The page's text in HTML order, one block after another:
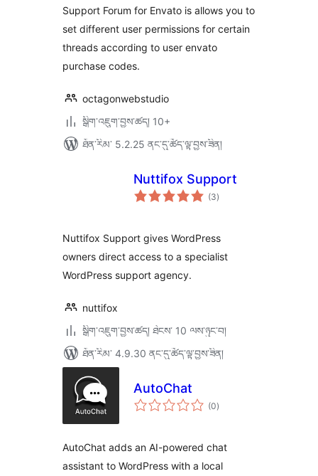
ཚང་།
Support Forum for Envato is allows you to
set different user permissions for certain
threads according to user envato
purchase codes.
octagonwebstudio
སྒྲིག་འཇུག་བྱས་ཚད། 10+
ཐོན་རིམ་ 5.2.25 ནང་དུ་ཚོད་ལྟ་བྱས་ཟིན།
Nuttifox Support
(3གདེང་
འཇོག་
)
Nuttifox Support gives WordPress
owners direct access to a specialist
WordPress support agency.
nuttifox
སྒྲིག་འཇུག་བྱས་ཚད། ཐེངས་ 10 ལས་ཉུང་བ།
ཐོན་རིམ་ 4.9.30 ནང་དུ་ཚོད་ལྟ་བྱས་ཟིན།
AutoChat
(0གདེང་
འཇོག་
)
AutoChat adds an AI-powered chat
assistant to WordPress with a local